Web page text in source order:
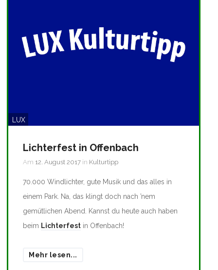
LUX
Lichterfest in Offenbach
Am 12. August 2017 in Kulturtipp
70.000 Windlichter, gute Musik und das alles in
einem Park. Na, das klingt doch nach ’nem
gemütlichen Abend. Kannst du heute auch haben
beim Lichterfest in Offenbach!
Mehr lesen...